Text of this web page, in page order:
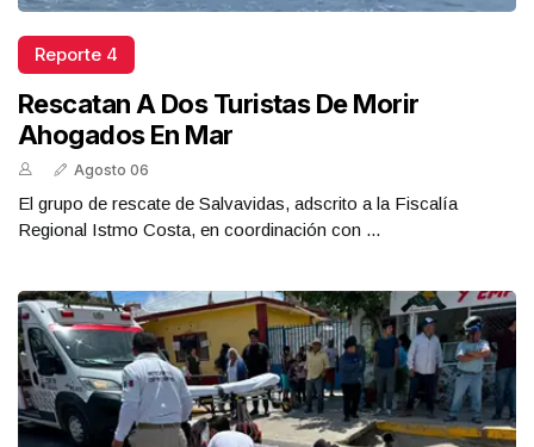
Reporte 4
Rescatan A Dos Turistas De Morir
Ahogados En Mar
Agosto 06
El grupo de rescate de Salvavidas, adscrito a la Fiscalía
Regional Istmo Costa, en coordinación con ...